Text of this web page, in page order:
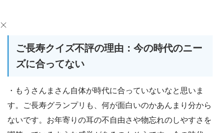
ご長寿クイズ不評の理由：今の時代のニー
ズに合ってない
・もうさんまさん自体が時代に合っていないなと思いま
す。ご長寿グランプリも、何が面白いのかあんまり分から
ないです。お年寄りの耳の不自由さや物忘れのしやすさを